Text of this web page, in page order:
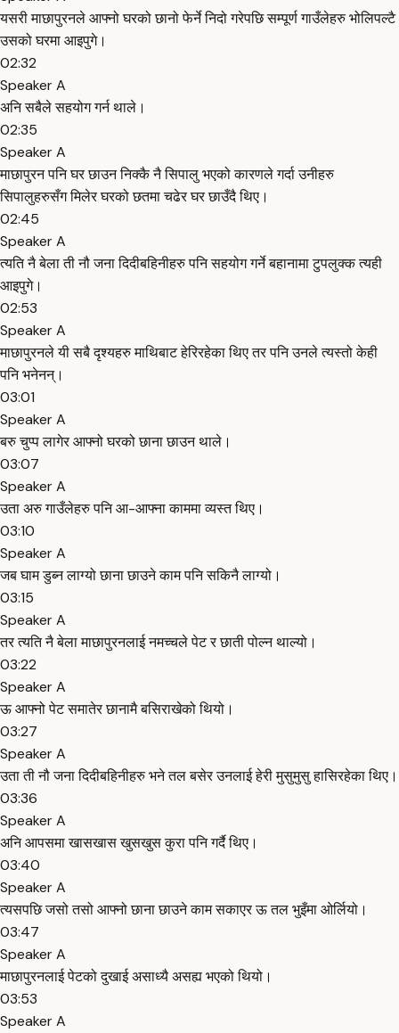
यसरी माछापुरनले आफ्नो घरको छानो फेर्ने निदो गरेपछि सम्पूर्ण गाउँलेहरु भोलिपल्टै
उसको घरमा आइपुगे।
02:32
Speaker A
अनि सबैले सहयोग गर्न थाले।
02:35
Speaker A
माछापुरन पनि घर छाउन निक्कै नै सिपालु भएको कारणले गर्दा उनीहरु
सिपालुहरुसँग मिलेर घरको छतमा चढेर घर छाउँदै थिए।
02:45
Speaker A
त्यति नै बेला ती नौ जना दिदीबहिनीहरु पनि सहयोग गर्ने बहानामा टुपलुक्क त्यही
आइपुगे।
02:53
Speaker A
माछापुरनले यी सबै दृश्यहरु माथिबाट हेरिरहेका थिए तर पनि उनले त्यस्तो केही
पनि भनेनन्।
03:01
Speaker A
बरु चुप्प लागेर आफ्नो घरको छाना छाउन थाले।
03:07
Speaker A
उता अरु गाउँलेहरु पनि आ-आफ्ना काममा व्यस्त थिए।
03:10
Speaker A
जब घाम डुब्न लाग्यो छाना छाउने काम पनि सकिनै लाग्यो।
03:15
Speaker A
तर त्यति नै बेला माछापुरनलाई नमच्चले पेट र छाती पोल्न थाल्यो।
03:22
Speaker A
ऊ आफ्नो पेट समातेर छानामै बसिराखेको थियो।
03:27
Speaker A
उता ती नौ जना दिदीबहिनीहरु भने तल बसेर उनलाई हेरी मुसुमुसु हासिरहेका थिए।
03:36
Speaker A
अनि आपसमा खासखास खुसखुस कुरा पनि गर्दै थिए।
03:40
Speaker A
त्यसपछि जसो तसो आफ्नो छाना छाउने काम सकाएर ऊ तल भुइँमा ओर्लियो।
03:47
Speaker A
माछापुरनलाई पेटको दुखाई असाध्यै असह्य भएको थियो।
03:53
Speaker A